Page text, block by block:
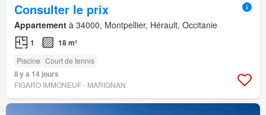
Consulter le prix
Appartement à 34000, Montpellier, Hérault, Occitanie
1 18 m²
Piscine Court de tennis
Il y a 14 jours
FIGARO IMMONEUF - MARIGNAN